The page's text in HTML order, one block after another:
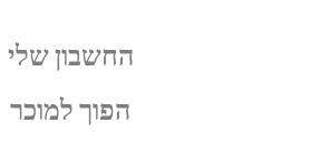
החשבון שלי
הפוך למוכר